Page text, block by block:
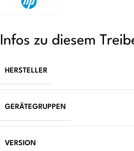
Infos zu diesem
HERSTELLER
GERÄTEGRUPPEN
VERSION